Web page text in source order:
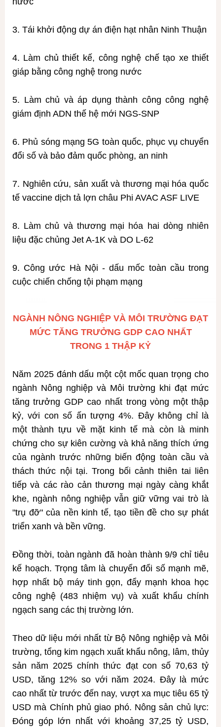
3. Tái khởi động dự án điện hạt nhân Ninh Thuận
4. Làm chủ thiết kế, công nghệ chế tạo xe thiết
giáp bằng công nghệ trong nước
5. Làm chủ và áp dụng thành công công nghệ
giám định ADN thế hệ mới NGS-SNP
6. Phủ sóng mạng 5G toàn quốc, phục vụ chuyển
đổi số và bảo đảm quốc phòng, an ninh
7. Nghiên cứu, sản xuất và thương mại hóa quốc
tế vaccine dịch tả lợn châu Phi AVAC ASF LIVE
8. Làm chủ và thương mại hóa hai dòng nhiên
liệu đặc chủng Jet A-1K và DO L-62
9. Công ước Hà Nội - dấu mốc toàn cầu trong
cuộc chiến chống tội phạm mạng
NGÀNH NÔNG NGHIỆP VÀ MÔI TRƯỜNG ĐẠT
MỨC TĂNG TRƯỞNG GDP CAO NHẤT
TRONG 1 THẬP KỶ
Năm 2025 đánh dấu một cột mốc quan trọng cho
ngành Nông nghiệp và Môi trường khi đạt mức
tăng trưởng GDP cao nhất trong vòng một thập
kỷ, với con số ấn tượng 4%. Đây không chỉ là
một thành tựu về mặt kinh tế mà còn là minh
chứng cho sự kiên cường và khả năng thích ứng
của ngành trước những biến động toàn cầu và
thách thức nội tại. Trong bối cảnh thiên tai liên
tiếp và các rào cản thương mại ngày càng khắt
khe, ngành nông nghiệp vẫn giữ vững vai trò là
"trụ đỡ" của nền kinh tế, tạo tiền đề cho sự phát
triển xanh và bền vững.
Đồng thời, toàn ngành đã hoàn thành 9/9 chỉ tiêu
kế hoạch. Trọng tâm là chuyển đổi số mạnh mẽ,
hợp nhất bộ máy tinh gọn, đẩy mạnh khoa học
công nghệ (483 nhiệm vụ) và xuất khẩu chính
ngạch sang các thị trường lớn.
Theo dữ liệu mới nhất từ Bộ Nông nghiệp và Môi
trường, tổng kim ngạch xuất khẩu nông, lâm, thủy
sản năm 2025 chính thức đạt con số 70,63 tỷ
USD, tăng 12% so với năm 2024. Đây là mức
cao nhất từ trước đến nay, vượt xa mục tiêu 65 tỷ
USD mà Chính phủ giao phó. Nông sản chủ lực:
Đóng góp lớn nhất với khoảng 37,25 tỷ USD,